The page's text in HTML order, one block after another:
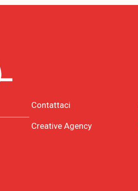
Contattaci
Creative Agency